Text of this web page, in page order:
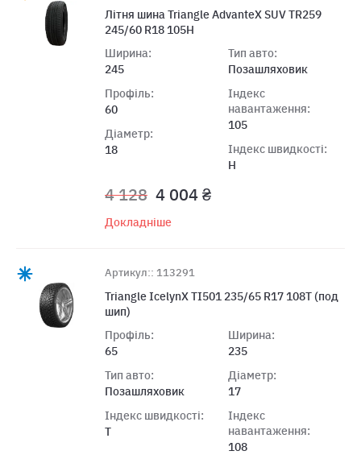
Літня шина Triangle AdvanteX SUV TR259
245/60 R18 105H
Ширина:
245
Профіль:
60
Діаметр:
18
Тип авто:
Позашляховик
Індекс
навантаження:
105
Індекс швидкості:
H
4 128 4 004 ₴
Докладніше
Артикул:: 113291
Triangle IcelynX TI501 235/65 R17 108T (под
шип)
Профіль:
65
Тип авто:
Позашляховик
Індекс швидкості:
T
Ширина:
235
Діаметр:
17
Індекс
навантаження:
108